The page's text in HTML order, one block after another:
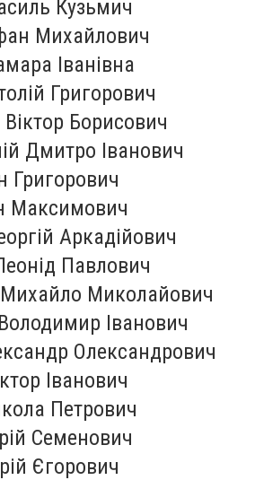
Кузьмич
Михайлович
Іванівна
Григорович
Борисович
Дмитро Іванович
Григорович
Максимович
Аркадійович
Павлович
Миколайович
Іванович
Олександрович
Іванович
Петрович
Семенович
Єгорович